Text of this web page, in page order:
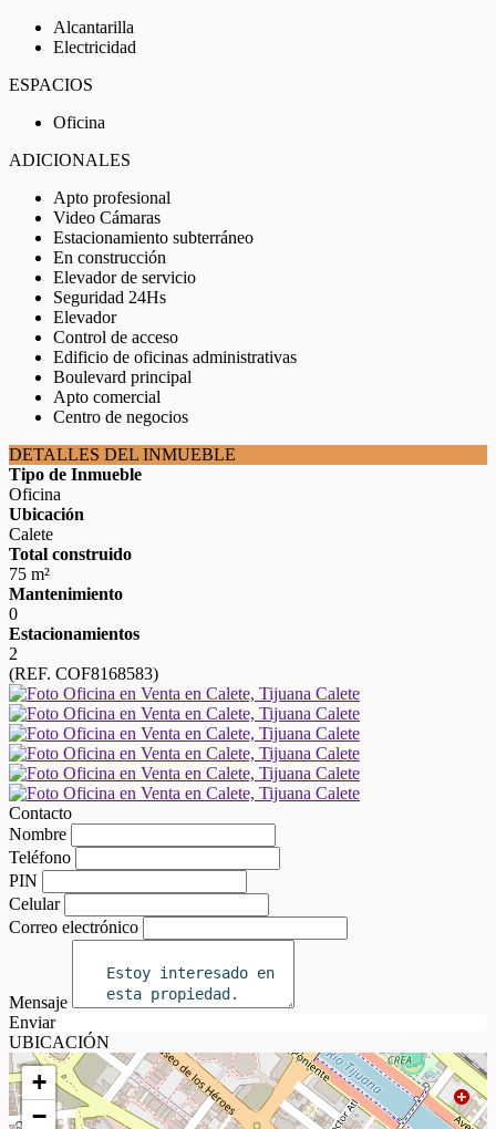
Alcantarilla
Electricidad
ESPACIOS
Oficina
ADICIONALES
Apto profesional
Video Cámaras
Estacionamiento subterráneo
En construcción
Elevador de servicio
Seguridad 24Hs
Elevador
Control de acceso
Edificio de oficinas administrativas
Boulevard principal
Apto comercial
Centro de negocios
DETALLES DEL INMUEBLE
Tipo de Inmueble
Oficina
Ubicación
Calete
Total construido
75 m²
Mantenimiento
0
Estacionamientos
2
(REF. COF8168583)
Contacto
Nombre
Teléfono
PIN
Celular
Correo electrónico
Mensaje
Enviar
UBICACIÓN
+
−